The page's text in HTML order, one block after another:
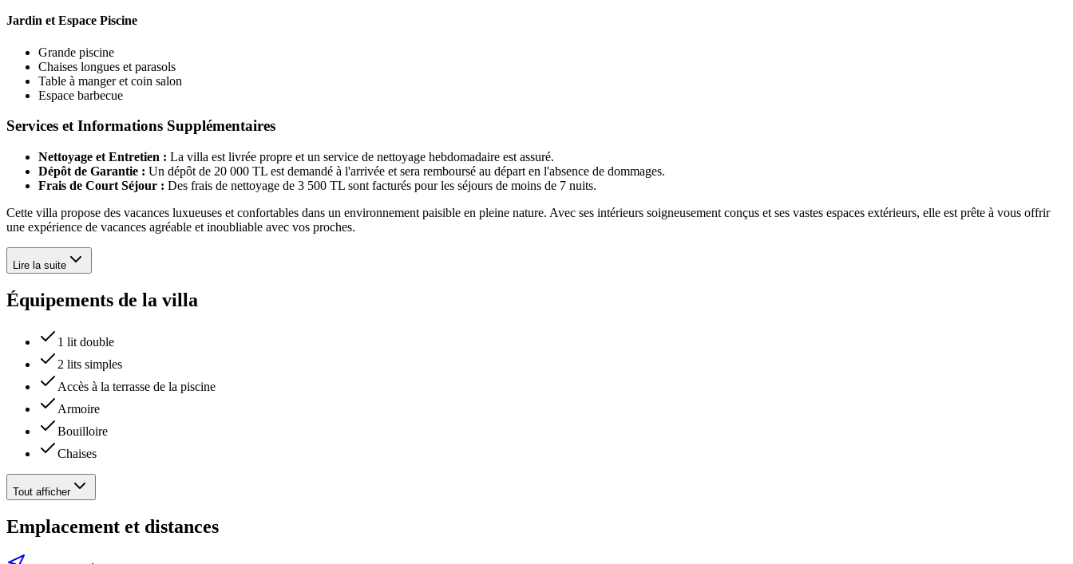
Jardin et Espace Piscine
Grande piscine
Chaises longues et parasols
Table à manger et coin salon
Espace barbecue
Services et Informations Supplémentaires
Nettoyage et Entretien : La villa est livrée propre et un service de nettoyage hebdomadaire est assuré.
Dépôt de Garantie : Un dépôt de 20 000 TL est demandé à l'arrivée et sera remboursé au départ en l'absence de dommages.
Frais de Court Séjour : Des frais de nettoyage de 3 500 TL sont facturés pour les séjours de moins de 7 nuits.
Cette villa propose des vacances luxueuses et confortables dans un environnement paisible en pleine nature. Avec ses intérieurs soigneusement conçus et ses vastes espaces extérieurs, elle est prête à vous offrir
une expérience de vacances agréable et inoubliable avec vos proches.
Lire la suite
Équipements de la villa
1 lit double
2 lits simples
Accès à la terrasse de la piscine
Armoire
Bouilloire
Chaises
Tout afficher
Emplacement et distances